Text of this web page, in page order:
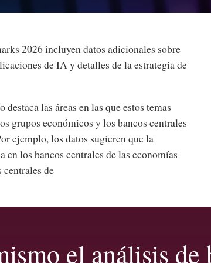
2026 incluyen datos adicionales sobre
de IA y detalles de la estrategia de
las áreas en las que estos temas
grupos económicos y los bancos centrales
ejemplo, los datos sugieren que la
los bancos centrales de las economías
centrales de